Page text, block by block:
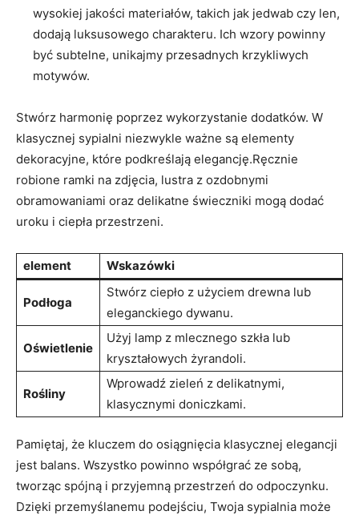
wysokiej jakości materiałów, takich jak jedwab czy len,
dodają luksusowego charakteru. Ich wzory powinny
być subtelne, unikajmy przesadnych krzykliwych
motywów.
Stwórz harmonię poprzez wykorzystanie dodatków. W
klasycznej sypialni niezwykle ważne są elementy
dekoracyjne, które podkreślają elegancję.Ręcznie
robione ramki na zdjęcia, lustra z ozdobnymi
obramowaniami oraz delikatne świeczniki mogą dodać
uroku i ciepła przestrzeni.
element Wskazówki
Podłoga
Stwórz ciepło z użyciem drewna lub
eleganckiego dywanu.
Oświetlenie
Użyj lamp z mlecznego szkła lub
kryształowych żyrandoli.
Rośliny
Wprowadź zieleń z delikatnymi,
klasycznymi doniczkami.
Pamiętaj, że kluczem do osiągnięcia klasycznej elegancji
jest balans. Wszystko powinno współgrać ze sobą,
tworząc spójną i przyjemną przestrzeń do odpoczynku.
Dzięki przemyślanemu podejściu, Twoja sypialnia może